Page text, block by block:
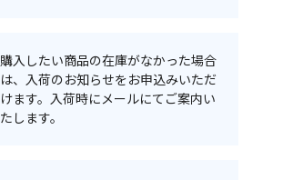
購入したい商品の在庫がなかった場合
は、入荷のお知らせをお申込みいただ
けます。入荷時にメールにてご案内い
たします。